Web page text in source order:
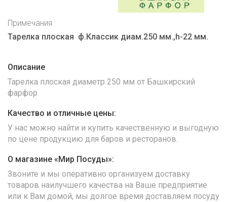
Примечания
Тарелка плоская ф.Классик диам.250 мм.,h-22 мм.
Описание
Тарелка плоская диаметр 250 мм от Башкирский
фарфор
Качество и отличные цены:
У нас можно найти и купить качественную и выгодную
по цене продукцию для баров и ресторанов.
О магазине «Мир Посуды»:
Звоните и мы оперативно организуем доставку
товаров наилучшего качества на Ваше предприятие
или к Вам домой, мы долгое время доставляем посуду